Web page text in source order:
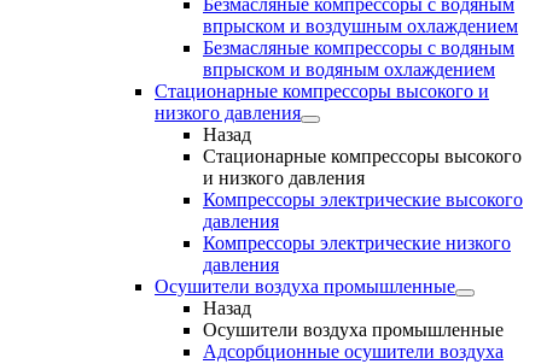
Безмасляные компрессоры с водяным
впрыском и воздушным охлаждением
Безмасляные компрессоры с водяным
впрыском и водяным охлаждением
Стационарные компрессоры высокого и
низкого давления
Назад
Стационарные компрессоры высокого
и низкого давления
Компрессоры электрические высокого
давления
Компрессоры электрические низкого
давления
Осушители воздуха промышленные
Назад
Осушители воздуха промышленные
Адсорбционные осушители воздуха